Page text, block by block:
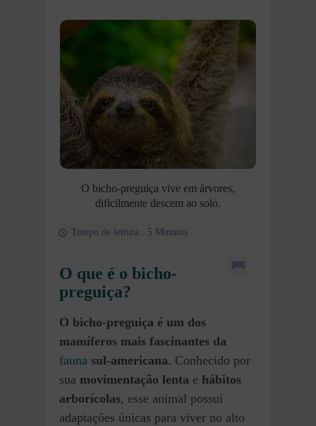
O bicho-preguiça vive em árvores,
dificilmente descem ao solo.
Tempo de leitura : 5 Minutos
O que é o bicho-
preguiça?
O bicho-preguiça é um dos
mamíferos mais fascinantes da
fauna sul-americana. Conhecido por
sua movimentação lenta e hábitos
arborícolas, esse animal possui
adaptações únicas para viver no alto